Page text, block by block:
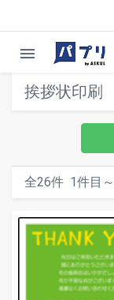
menu
挨拶状印刷
全26件 1件目～